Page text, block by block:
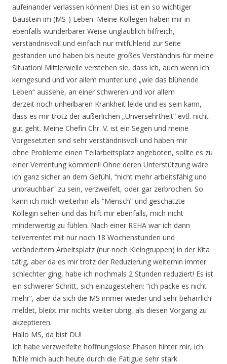
aufeinander verlassen können! Dies ist ein so wichtiger
Baustein im (MS-) Leben. Meine Kollegen haben mir in
ebenfalls wunderbarer Weise unglaublich hilfreich,
verständnisvoll und einfach nur mitfühlend zur Seite
gestanden und haben bis heute großes Verständnis für meine
Situation! Mittlerweile verstehen sie, dass ich, auch wenn ich
kerngesund und vor allem munter und „wie das blühende
Leben“ aussehe, an einer schweren und vor allem
derzeit noch unheilbaren Krankheit leide und es sein kann,
dass es mir trotz der äußerlichen „Unversehrtheit“ evtl. nicht
gut geht. Meine Chefin Chr. V. ist ein Segen und meine
Vorgesetzten sind sehr verständnisvoll und haben mir
ohne Probleme einen Teilarbeitsplatz angeboten, sollte es zu
einer Verrentung kommen!! Ohne deren Unterstützung wäre
ich ganz sicher an dem Gefühl, “nicht mehr arbeitsfähig und
unbrauchbar” zu sein, verzweifelt, oder gar zerbrochen. So
kann ich mich weiterhin als “Mensch” und geschätzte
Kollegin sehen und das hilft mir ebenfalls, mich nicht
minderwertig zu fühlen. Nach einer REHA war ich dann
teilverrentet mit nur noch 18 Wochenstunden und
verändertem Arbeitsplatz (nur noch Kleingruppen) in der Kita
tätig, aber da es mir trotz der Reduzierung weiterhin immer
schlechter ging, habe ich nochmals 2 Stunden reduziert! Es ist
ein schwerer Schritt, sich einzugestehen: “ich packe es nicht
mehr”, aber da sich die MS immer wieder und sehr beharrlich
meldet, bleibt mir nichts weiter übrig, als diesen Vorgang zu
akzeptieren.
Hallo MS, da bist DU!
Ich habe verzweifelte hoffnungslose Phasen hinter mir, ich
fühle mich auch heute durch die Fatigue sehr stark